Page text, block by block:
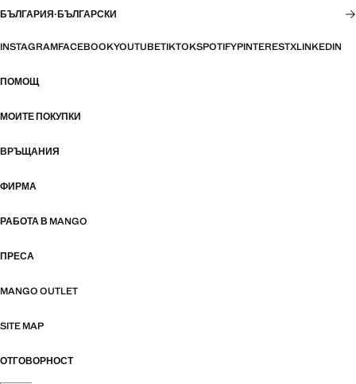
БЪЛГАРИЯ·БЪЛГАРСКИ
INSTAGRAMFACEBOOKYOUTUBETIKTOKSPOTIFYPINTERESTXLINKEDIN
ПОМОЩ
МОИТЕ ПОКУПКИ
ВРЪЩАНИЯ
ФИРМА
РАБОТА В MANGO
ПРЕСА
MANGO OUTLET
SITE MAP
ОТГОВОРНОСТ